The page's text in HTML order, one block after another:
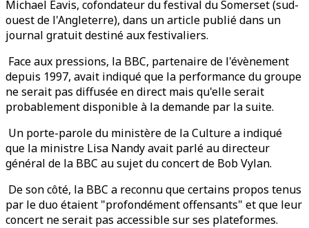
Michael Eavis, cofondateur du festival du Somerset (sud-
ouest de l'Angleterre), dans un article publié dans un
journal gratuit destiné aux festivaliers.
Face aux pressions, la BBC, partenaire de l'évènement
depuis 1997, avait indiqué que la performance du groupe
ne serait pas diffusée en direct mais qu'elle serait
probablement disponible à la demande par la suite.
Un porte-parole du ministère de la Culture a indiqué
que la ministre Lisa Nandy avait parlé au directeur
général de la BBC au sujet du concert de Bob Vylan.
De son côté, la BBC a reconnu que certains propos tenus
par le duo étaient "profondément offensants" et que leur
concert ne serait pas accessible sur ses plateformes.